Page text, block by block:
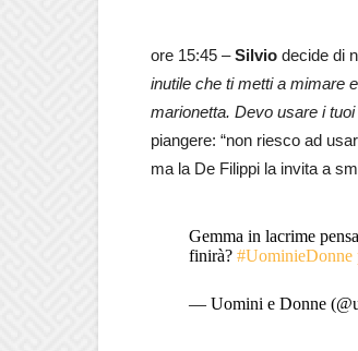
ore 15:45 –Silvio decide di
inutile che ti metti a mimare
marionetta. Devo usare i
piangere: “non riesco ad
ma la De Filippi la invita a
Gemma in lacrime
finirà? #UominieDonne
— Uomini e Donne